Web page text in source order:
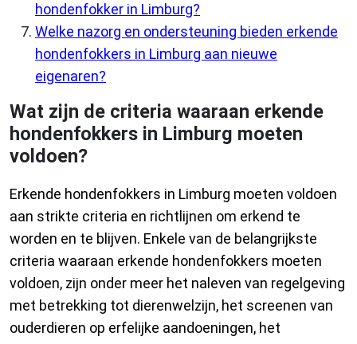
hondenfokker in Limburg?
Welke nazorg en ondersteuning bieden erkende
hondenfokkers in Limburg aan nieuwe
eigenaren?
Wat zijn de criteria waaraan erkende
hondenfokkers in Limburg moeten
voldoen?
Erkende hondenfokkers in Limburg moeten voldoen
aan strikte criteria en richtlijnen om erkend te
worden en te blijven. Enkele van de belangrijkste
criteria waaraan erkende hondenfokkers moeten
voldoen, zijn onder meer het naleven van regelgeving
met betrekking tot dierenwelzijn, het screenen van
ouderdieren op erfelijke aandoeningen, het